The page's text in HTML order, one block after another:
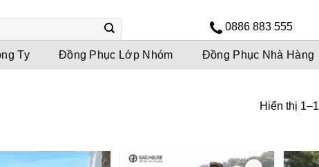
0886 883 555
Ty Đồng Phục Lớp Nhóm Đồng Phục Nhà Hàng
Hiển thị